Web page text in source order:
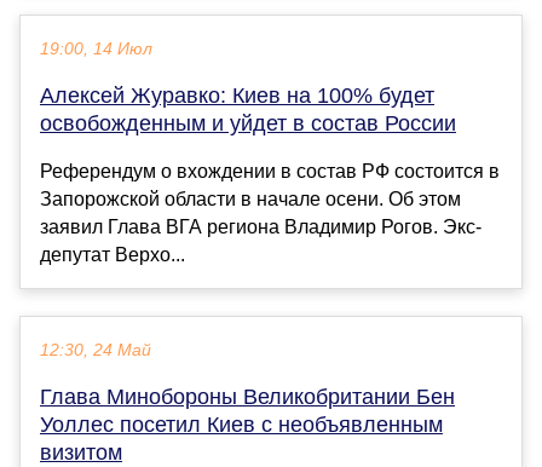
19:00, 14 Июл
Алексей Журавко: Киев на 100% будет
освобожденным и уйдет в состав России
Референдум о вхождении в состав РФ состоится в
Запорожской области в начале осени. Об этом
заявил Глава ВГА региона Владимир Рогов. Экс-
депутат Верхо...
12:30, 24 Май
Глава Минобороны Великобритании Бен
Уоллес посетил Киев с необъявленным
визитом